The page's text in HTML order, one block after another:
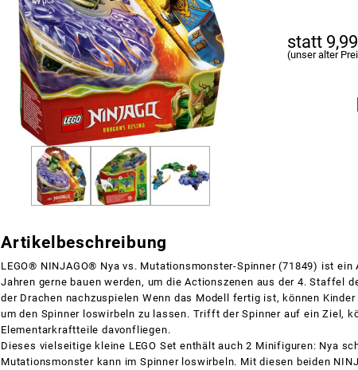
statt
(unser alter
Artikelbeschreibung
LEGO® NINJAGO® Nya vs. Mutationsmonster-Spinner (71849) ist
Jahren gerne bauen werden, um die Actionszenen aus der 4. Staffel
der Drachen nachzuspielen Wenn das Modell fertig ist, können
um den Spinner loswirbeln zu lassen. Trifft der Spinner auf ein Ziel,
Elementarkraftteile davonfliegen.
Dieses vielseitige kleine LEGO Set enthält auch 2 Minifiguren: Nya
Mutationsmonster kann im Spinner loswirbeln. Mit diesen beiden